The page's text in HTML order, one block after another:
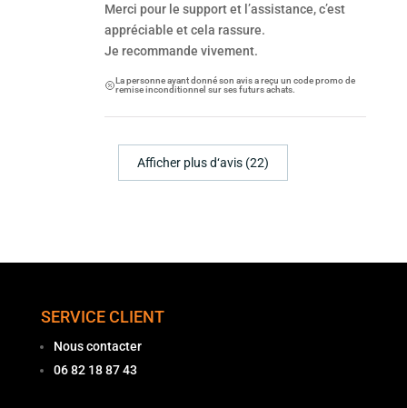
Merci pour le support et l’assistance, c’est
appréciable et cela rassure.
Je recommande vivement.
La personne ayant donné son avis a reçu un code promo de
remise inconditionnel sur ses futurs achats.
Afficher plus d‘avis (22)
SERVICE CLIENT
Nous contacter
06 82 18 87 43